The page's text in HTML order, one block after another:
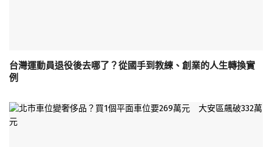
台灣運動員退役後去哪了？從國手到教練、創業的人生轉換實
例